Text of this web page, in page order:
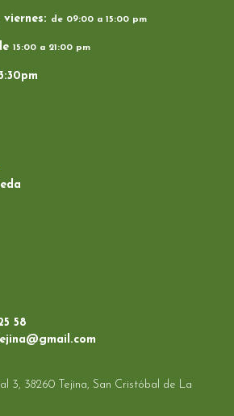
viernes: de 09:00 a 15:00 pm
15:00 a 21:00 pm
58
3, 38260 Tejina, San Cristóbal de La